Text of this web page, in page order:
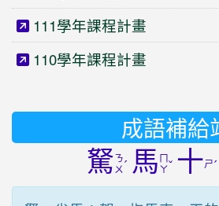
111學年課程計畫
110學年課程計畫
成語補給
駑 ㄋ
ㄨˊ 馬 ㄚˇ 十ㄕˊ